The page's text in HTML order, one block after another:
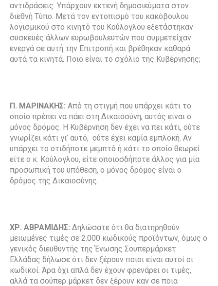
αντιδράσεις. Υπάρχουν εκτενή δημοσιεύματα στον
διεθνή Τύπο. Μετά τον εντοπισμό του κακόβουλου
λογισμικού στο κινητό του Κούλογλου εξετάστηκαν
συσκευές άλλων ευρωβουλευτών που συμμετείχαν
ενεργά σε αυτή την Επιτροπή και βρέθηκαν καθαρά
αυτά τα κινητά. Ποιο είναι το σχόλιο της Κυβέρνησης;
Π. ΜΑΡΙΝΑΚΗΣ: Από τη στιγμή που υπάρχει κάτι το
οποίο πρέπει να πάει στη Δικαιοσύνη, αυτός είναι ο
μόνος δρόμος. Η Κυβέρνηση δεν έχει να πει κάτι, ούτε
γνωρίζει κάτι γι’ αυτό, ούτε έχει καμία εμπλοκή. Αν
υπάρχει το οτιδήποτε μεμπτό ή κάτι το οποίο θεωρεί
είτε ο κ. Κούλογλου, είτε οποιοσδήποτε άλλος για μία
προσωπική του υπόθεση, ο μόνος δρόμος είναι ο
δρόμος της Δικαιοσύνης.
ΧΡ. ΑΒΡΑΜΙΔΗΣ: Δηλώσατε ότι θα διατηρηθούν
μειωμένες τιμές σε 2.000 κωδικούς προϊόντων, όμως ο
γενικός διευθυντής της Ένωσης Σουπερμάρκετ
Ελλάδας δήλωσε ότι δεν ξέρουν ποιοι είναι αυτοί οι
κωδικοί. Άρα όχι απλά δεν έχουν φρενάρει οι τιμές,
αλλά τα σούπερ μάρκετ δεν ξέρουν καν σε ποια